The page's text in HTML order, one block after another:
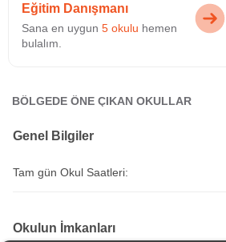
Eğitim Danışmanı
Sana en uygun 5 okulu hemen
bulalım.
BÖLGEDE ÖNE ÇIKAN OKULLAR
Genel Bilgiler
Tam gün Okul Saatleri:
Okulun İmkanları